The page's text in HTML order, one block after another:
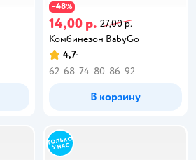
−48%
14,00 р. 27,00 р.
Комбинезон BabyGo
4,7
62 68 74 80 86 92
В корзину